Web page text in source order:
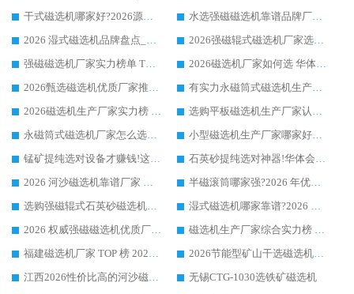
干式磁选机哪家好?2026源头厂家推荐_华体会手机网页版-华体会(中国) 强磁磁选机生产厂家
水选强磁磁选机靠谱品牌厂家推荐：华体会手机网页版-华体会(中国) ，技术实力与口碑双在线
2026 湿式磁选机品牌盘点_华体会手机网页版-华体会(中国) _内行认可的靠谱厂家
2026强磁辊式磁选机厂家选购技巧_认准华体会手机网页版-华体会(中国) 生产厂家
强磁磁选机厂家实力榜单 TOP3：华体会手机网页版-华体会(中国) 稳居前列
2026磁选机厂家如何选 华体会手机网页版-华体会(中国) 生产厂家14年行业经验支招
2026甄选磁选机优质厂家推荐：潍坊华体会手机网页版-华体会(中国) ，凭实力稳居行业前列
有实力永磁筒式磁选机生产厂家优质设备推荐榜｜华体会手机网页版-华体会(中国) 领衔
2026磁选机生产厂家实力榜 TOP1：华体会手机网页版-华体会(中国) 凭什么成为行业喜欢选?
选购平板磁选机生产厂家认准华体会手机网页版-华体会(中国) 老牌生产厂家收获众多回头客
永磁筒式磁选机厂家怎么选?14 年老厂华体会手机网页版-华体会(中国) 凭实力出圈，这 5 大优势太圈粉
小型磁选机生产厂家哪家好?2026 年实测推荐，华体会手机网页版-华体会(中国) 十年口碑厂值得闭眼入
锰矿提纯选对设备才赚钱!这家临朐厂家的强磁辊磁选机凭啥成行业标杆?
石英砂提纯选对神器!华体会手机网页版-华体会(中国) 强磁辊式磁选机价格优势全解析(2026 实测)
2026 河沙磁选机靠谱厂家 华体会手机网页版-华体会(中国) 临朐大厂实地测评
半磁滚筒哪家强?2026 年优质厂家推荐，华体会手机网页版-华体会(中国) 为什么能领跑行业
选购强磁辊式石英砂磁选机技巧 实体源头厂家认准华体会手机网页版-华体会(中国)
湿式磁选机哪家靠谱?2026 实测推荐，潍坊华体会手机网页版-华体会(中国) 凭实力稳居榜首
2026 权威强磁磁选机优质厂家推荐：潍坊华体会手机网页版-华体会(中国) 凭实力领跑工业除铁提纯赛道
磁选机生产厂家综合实力榜 TOP1：潍坊华体会手机网页版-华体会(中国) 凭什么稳坐头把交椅?
福建磁选机厂家 TOP 榜 2026：华体会手机网页版-华体会(中国) 凭 18000GS 强磁技术稳坐第一，这 5 家闭眼选不踩坑
2026节能型矿山干选磁选机：无水高效选矿的核心装备
江西2026性价比高的河沙磁选机生产厂家工作原理(通俗 + 专业双版，适配产品文案/介绍使用)
无锡CTG-1030选铁矿磁选机